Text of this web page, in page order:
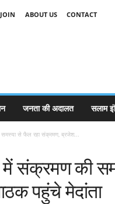
ABOUT US
CONTACT
जनता की अदालत सलाम
समस्या से फैल रहा संक्रमण, ब्रजेश...
में संक्रमण की
पहुंचे मेदांता